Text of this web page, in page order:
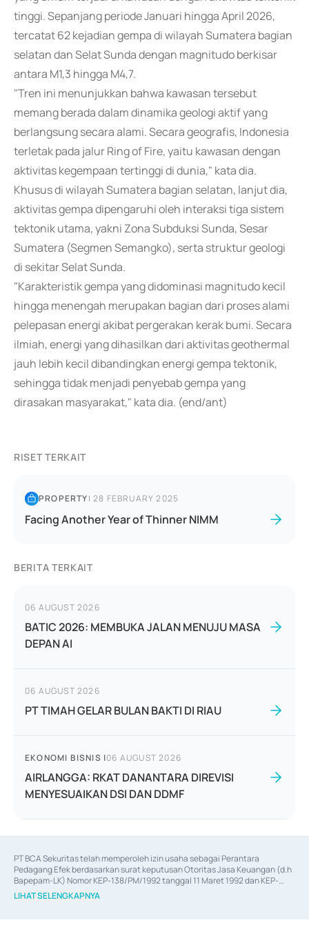
tinggi. Sepanjang periode Januari hingga April 2026,
tercatat 62 kejadian gempa di wilayah Sumatera bagian
selatan dan Selat Sunda dengan magnitudo berkisar
antara M1,3 hingga M4,7.
"Tren ini menunjukkan bahwa kawasan tersebut
memang berada dalam dinamika geologi aktif yang
berlangsung secara alami. Secara geografis, Indonesia
terletak pada jalur Ring of Fire, yaitu kawasan dengan
aktivitas kegempaan tertinggi di dunia," kata dia.
Khusus di wilayah Sumatera bagian selatan, lanjut dia,
aktivitas gempa dipengaruhi oleh interaksi tiga sistem
tektonik utama, yakni Zona Subduksi Sunda, Sesar
Sumatera (Segmen Semangko), serta struktur geologi
di sekitar Selat Sunda.
"Karakteristik gempa yang didominasi magnitudo kecil
hingga menengah merupakan bagian dari proses alami
pelepasan energi akibat pergerakan kerak bumi. Secara
ilmiah, energi yang dihasilkan dari aktivitas geothermal
jauh lebih kecil dibandingkan energi gempa tektonik,
sehingga tidak menjadi penyebab gempa yang
dirasakan masyarakat," kata dia. (end/ant)
RISET TERKAIT
PROPERTY|28 FEBRUARY 2025
Facing Another Year of Thinner NIMM
BERITA TERKAIT
06 AUGUST 2026
BATIC 2026: MEMBUKA JALAN MENUJU MASA
DEPAN AI
06 AUGUST 2026
PT TIMAH GELAR BULAN BAKTI DI RIAU
EKONOMI BISNIS |06 AUGUST 2026
AIRLANGGA: RKAT DANANTARA DIREVISI
MENYESUAIKAN DSI DAN DDMF
PT BCA Sekuritas telah memperoleh izin usaha sebagai Perantara
Pedagang Efek berdasarkan surat keputusan Otoritas Jasa Keuangan (d.h
Bapepam-LK) Nomor KEP-138/PM/1992 tanggal 11 Maret 1992 dan KEP-
06/D.04/2014 tanggal 28 Februari 2014, izin usaha sebagai Penjamin Emisi
Efek berdasarkan surat keputusan Otoritas Jasa Keuangan Nomor KEP-
LIHAT SELENGKAPNYA